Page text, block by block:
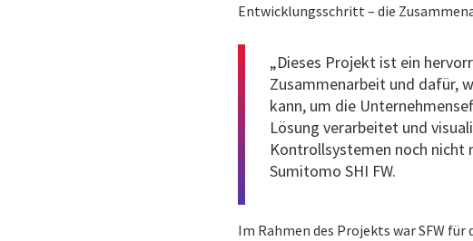
Entwicklungsschritt – die
„Dieses Projekt ist ein
Zusammenarbeit und dafür,
kann, um die
Lösung verarbeitet und
Kontrollsystemen noch
Sumitomo SHI FW.
Im Rahmen des Projekts war SFW